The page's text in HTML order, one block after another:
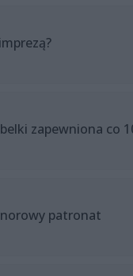
zapewniona co
patronat